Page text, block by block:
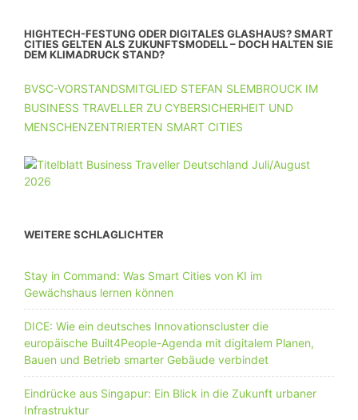
HIGHTECH-FESTUNG ODER DIGITALES GLASHAUS? SMART
CITIES GELTEN ALS ZUKUNFTSMODELL – DOCH HALTEN SIE
DEM KLIMADRUCK STAND?
BVSC-VORSTANDSMITGLIED STEFAN SLEMBROUCK IM
BUSINESS TRAVELLER ZU CYBERSICHERHEIT UND
MENSCHENZENTRIERTEN SMART CITIES
WEITERE SCHLAGLICHTER
Stay in Command: Was Smart Cities von KI im
Gewächshaus lernen können
DICE: Wie ein deutsches Innovationscluster die
europäische Built4People-Agenda mit digitalem Planen,
Bauen und Betrieb smarter Gebäude verbindet
Eindrücke aus Singapur: Ein Blick in die Zukunft urbaner
Infrastruktur